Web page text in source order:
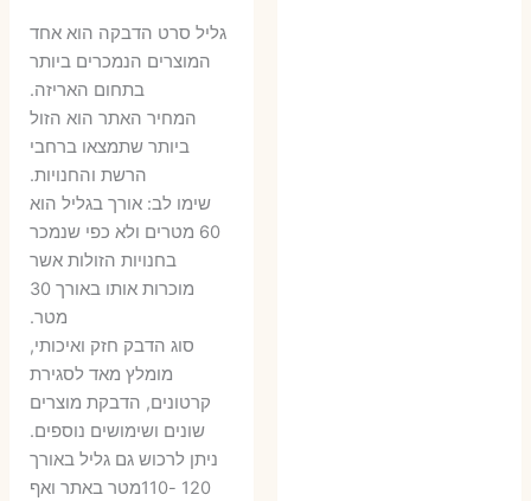
הנוכחי
היה:
9 ₪.
6 ₪.
גליל סרט הדבקה הוא אחד
המוצרים הנמכרים ביותר
בתחום האריזה.
המחיר האתר הוא הזול
ביותר שתמצאו ברחבי
הרשת והחנויות.
שימו לב: אורך בגליל הוא
60 מטרים ולא כפי שנמכר
בחנויות הזולות אשר
מוכרות אותו באורך 30
מטר.
סוג הדבק חזק ואיכותי,
מומלץ מאד לסגירת
קרטונים, הדבקת מוצרים
שונים ושימושים נוספים.
ניתן לרכוש גם גליל באורך
120 -110מטר באתר ואף